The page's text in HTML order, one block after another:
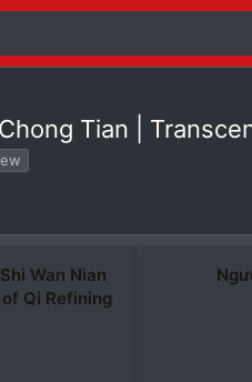
Tian |
Wan Nian
of Qi Refining